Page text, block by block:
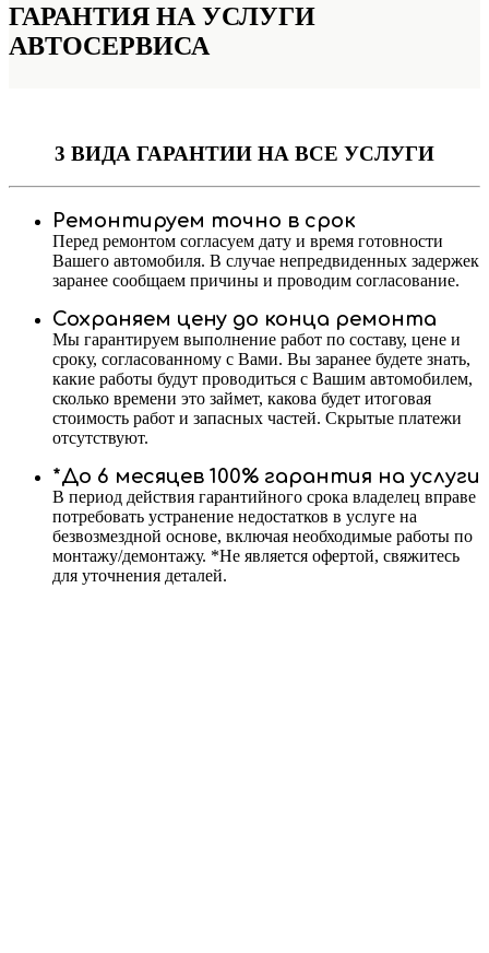
ГАРАНТИЯ НА УСЛУГИ
АВТОСЕРВИСА
3 ВИДА ГАРАНТИИ НА ВСЕ УСЛУГИ
Ремонтируем точно в срок
Перед ремонтом согласуем дату и время готовности
Вашего автомобиля. В случае непредвиденных задержек
заранее сообщаем причины и проводим согласование.
Сохраняем цену до конца ремонта
Мы гарантируем выполнение работ по составу, цене и
сроку, согласованному с Вами. Вы заранее будете знать,
какие работы будут проводиться с Вашим автомобилем,
сколько времени это займет, какова будет итоговая
стоимость работ и запасных частей. Скрытые платежи
отсутствуют.
*До 6 месяцев 100% гарантия на услуги
В период действия гарантийного срока владелец вправе
потребовать устранение недостатков в услуге на
безвозмездной основе, включая необходимые работы по
монтажу/демонтажу. *Не является офертой, свяжитесь
для уточнения деталей.